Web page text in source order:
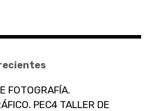
FOTOGRAFÍA.
PEC4 TALLER DE